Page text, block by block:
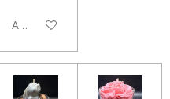
Ajouter au panier